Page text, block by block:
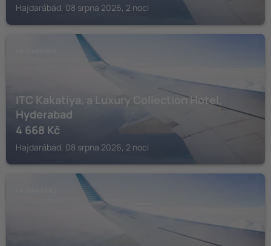
Hajdarábád, 08 srpna 2026, 2 noci
ITC Kakatiya, a Luxury Collection Hotel,
Hyderabad
4 668 Kč
Hajdarábád, 08 srpna 2026, 2 noci